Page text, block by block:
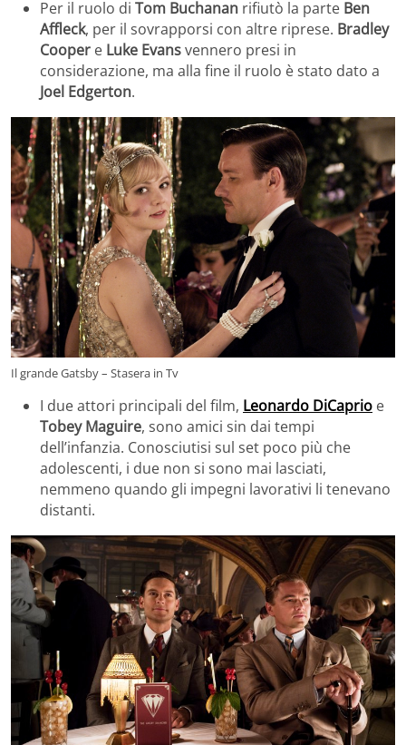
Per il ruolo di Tom Buchanan rifiutò la parte Ben
Affleck, per il sovrapporsi con altre riprese. Bradley
Cooper e Luke Evansvennero presi in
considerazione, ma alla fine il ruolo è stato dato a
Joel Edgerton.
Il grande Gatsby – Stasera in Tv
I due attori principali del film, Leonardo DiCaprio e
Tobey Maguire, sono amici sin dai tempi
dell’infanzia. Conosciutisi sul set poco più che
adolescenti, i due non si sono mai lasciati,
nemmeno quando gli impegni lavorativi li tenevano
distanti.